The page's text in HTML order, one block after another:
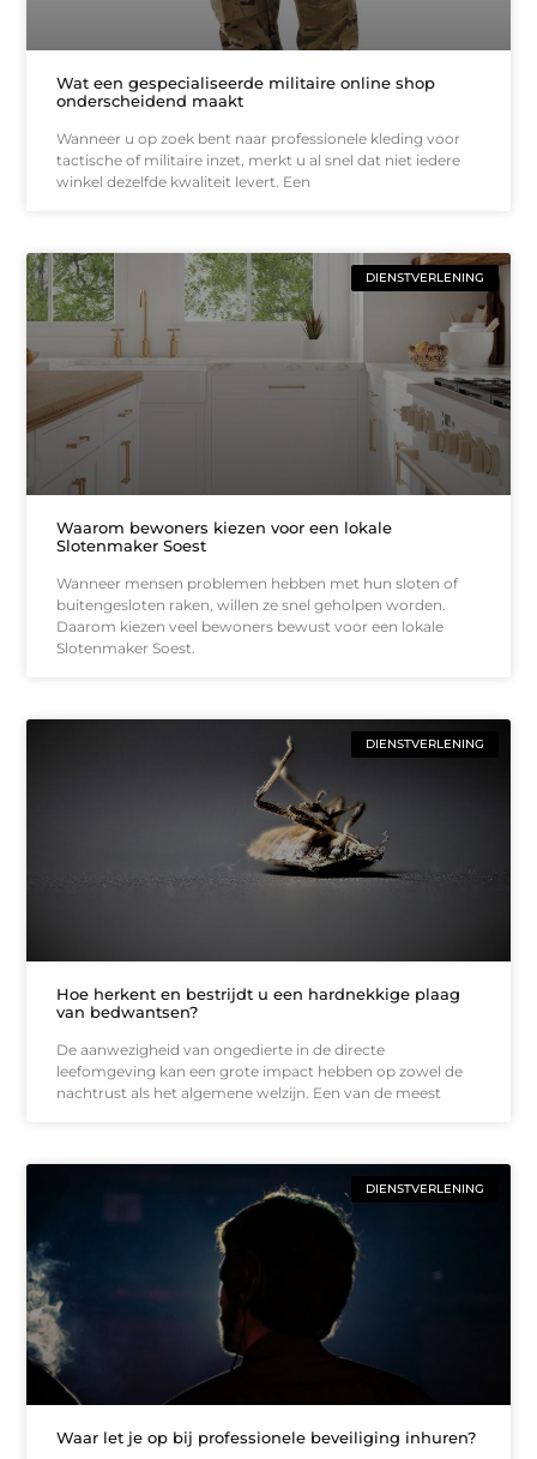
Wat een gespecialiseerde militaire online shop
onderscheidend maakt
Wanneer u op zoek bent naar professionele kleding voor
tactische of militaire inzet, merkt u al snel dat niet iedere
winkel dezelfde kwaliteit levert. Een
DIENSTVERLENING
Waarom bewoners kiezen voor een lokale
Slotenmaker Soest
Wanneer mensen problemen hebben met hun sloten of
buitengesloten raken, willen ze snel geholpen worden.
Daarom kiezen veel bewoners bewust voor een lokale
Slotenmaker Soest.
DIENSTVERLENING
Hoe herkent en bestrijdt u een hardnekkige plaag
van bedwantsen?
De aanwezigheid van ongedierte in de directe
leefomgeving kan een grote impact hebben op zowel de
nachtrust als het algemene welzijn. Een van de meest
DIENSTVERLENING
Waar let je op bij professionele beveiliging inhuren?